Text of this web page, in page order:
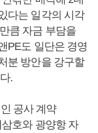
다는 일각의 시각
큼 자금 부담을
PE도 일단은 경영
분 방안을 강구할
.
공사 계약
호와 광양항 자